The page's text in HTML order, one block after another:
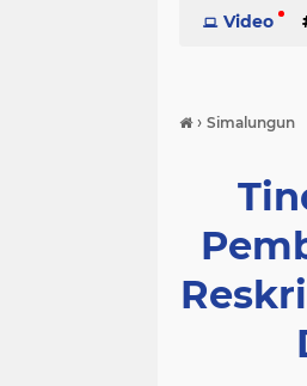
Video
› Simalungun